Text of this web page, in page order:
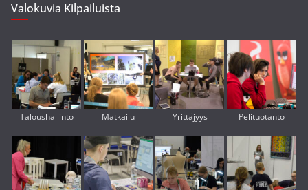
Valokuvia Kilpailuista
Taloushallinto Matkailu Yrittäjyys Pelituotanto